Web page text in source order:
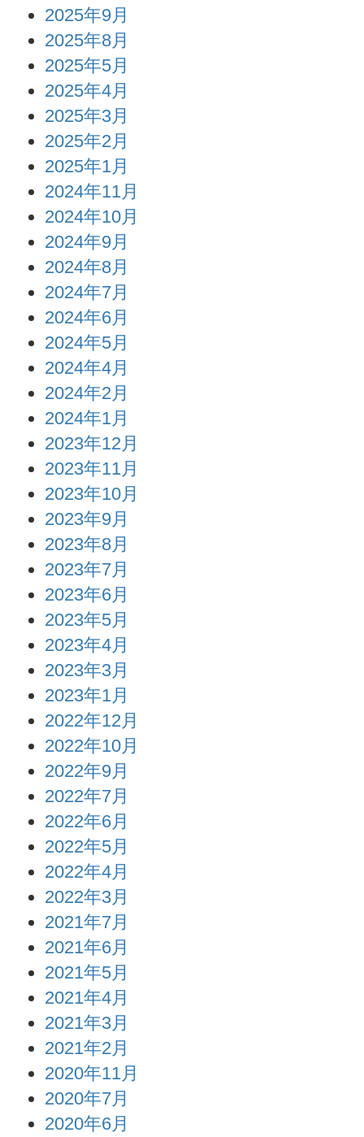
2025年9月
2025年8月
2025年5月
2025年4月
2025年3月
2025年2月
2025年1月
2024年11月
2024年10月
2024年9月
2024年8月
2024年7月
2024年6月
2024年5月
2024年4月
2024年2月
2024年1月
2023年12月
2023年11月
2023年10月
2023年9月
2023年8月
2023年7月
2023年6月
2023年5月
2023年4月
2023年3月
2023年1月
2022年12月
2022年10月
2022年9月
2022年7月
2022年6月
2022年5月
2022年4月
2022年3月
2021年7月
2021年6月
2021年5月
2021年4月
2021年3月
2021年2月
2020年11月
2020年7月
2020年6月